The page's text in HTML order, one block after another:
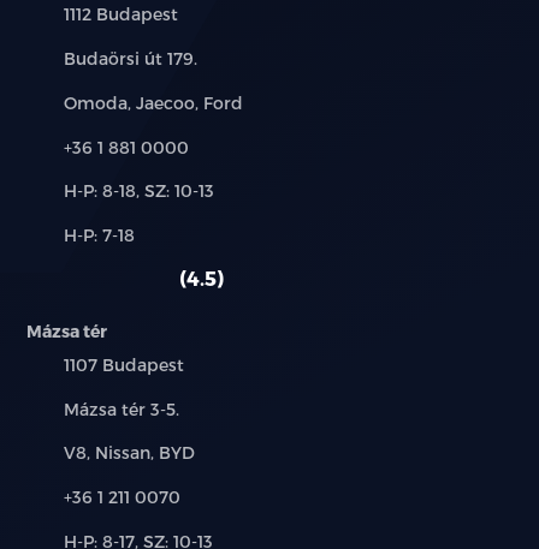
Település:
1112 Budapest
Cím:
Budaörsi út 179.
Márkák:
Omoda, Jaecoo, Ford
Telefon:
+36 1 881 0000
Új-
használt
H-P: 8-18, SZ: 10-13
Alkatrész,
H-P: 7-18
4.5
Mázsa tér
Település:
1107 Budapest
Cím:
Mázsa tér 3-5.
Márkák:
V8, Nissan, BYD
Telefon:
+36 1 211 0070
Új-
H-P: 8-17, SZ: 10-13